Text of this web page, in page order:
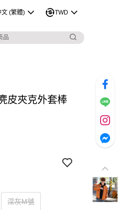
文 (繁體) TWD
皮夾克外套棒
深灰M號